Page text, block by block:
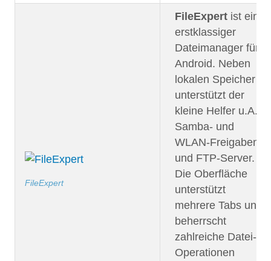
FileExpert
FileExpert ist ein
erstklassiger
Dateimanager für
Android. Neben
lokalen Speicher
unterstützt der
kleine Helfer u.A.
Samba- und
WLAN-Freigaben
und FTP-Server.
Die Oberfläche
unterstützt
mehrere Tabs und
beherrscht
zahlreiche Datei-
Operationen